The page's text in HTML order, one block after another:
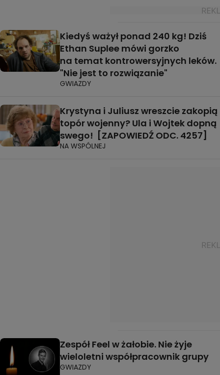
Kiedyś ważył ponad 240 kg! Dziś
Ethan Suplee mówi gorzko
na temat kontrowersyjnych leków.
"Nie jest to rozwiązanie"
GWIAZDY
Krystyna i Juliusz wreszcie zakopią
topór wojenny? Ula i Wojtek dopną
swego! [ZAPOWIEDŹ ODC. 4257]
NA WSPÓLNEJ
Zespół Feel w żałobie. Nie żyje
wieloletni współpracownik grupy
GWIAZDY